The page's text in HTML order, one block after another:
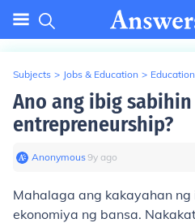
Subjects > Jobs & Education > Education
Ano ang ibig
entrepreneurship?
Anonymous∙9y ago
Mahalaga ang kakayahan
ekonomiya ng bansa.